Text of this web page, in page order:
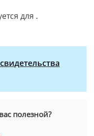
для .
полезной?